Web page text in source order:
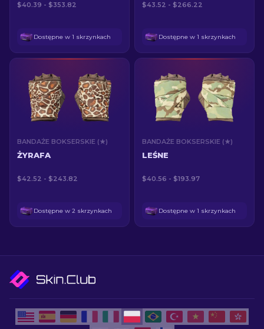
$40.39 - $353.82
Dostępne w 1 skrzynkach
$43.52 - $266.22
Dostępne w 1 skrzynkach
BANDAŻE BOKSERSKIE (★)
ŻYRAFA
$42.52 - $243.82
Dostępne w 2 skrzynkach
BANDAŻE BOKSERSKIE (★)
LEŚNE
$40.56 - $193.97
Dostępne w 1 skrzynkach